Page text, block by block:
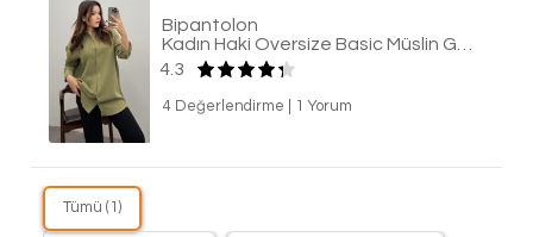
Bipantolon
4.3
4 Değerlendirme 1 Yorum
Tümü (1)